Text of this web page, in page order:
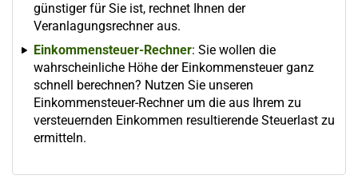
günstiger für Sie ist, rechnet Ihnen der
Veranlagungsrechner aus.
Einkommensteuer-Rechner: Sie wollen die
wahrscheinliche Höhe der Einkommensteuer ganz
schnell berechnen? Nutzen Sie unseren
Einkommensteuer-Rechner um die aus Ihrem zu
versteuernden Einkommen resultierende Steuerlast zu
ermitteln.